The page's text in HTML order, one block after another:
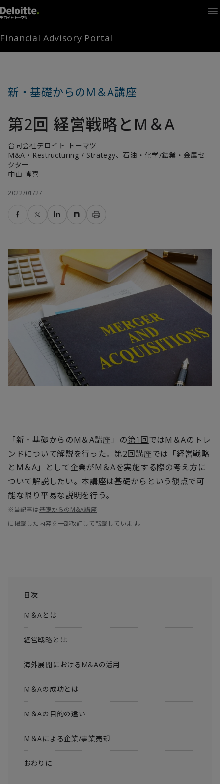
Home
Times
Channel
Library
お問い合わせ
FA Portal
ログイン
Financial Advisory Portal
新・基礎からのM＆A講座
第2回 経営戦略とM＆A
合同会社デロイト トーマツ
M&A・Restructuring / Strategy、石油・化学/鉱業・金属セ
クター
中山 博喜
2022/01/27
「新・基礎からのM＆A講座」の第1回ではM＆Aのトレ
ンドについて解説を行った。第2回講座では「経営戦略
とM＆A」として企業がM＆Aを実施する際の考え方に
ついて解説したい。本講座は基礎からという観点で可
能な限り平易な説明を行う。
※当記事は基礎からのM&A講座
に掲載した内容を一部改訂して転載しています。
目次
M＆Aとは
経営戦略とは
海外展開におけるM&Aの活用
M＆Aの成功とは
M＆Aの目的の違い
M＆Aによる企業/事業売却
おわりに